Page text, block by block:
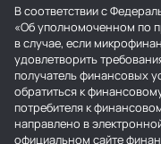
В соответствии с
«Об уполномоченном по
в случае, если
удовлетворить
получатель финансовых
обратиться к
потребителя к
направлено в
официальном сайте